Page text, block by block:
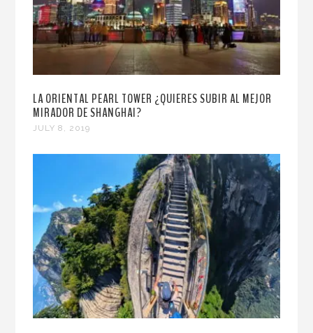
LA ORIENTAL PEARL TOWER ¿QUIERES SUBIR AL MEJOR
MIRADOR DE SHANGHAI?
JULY 8, 2019